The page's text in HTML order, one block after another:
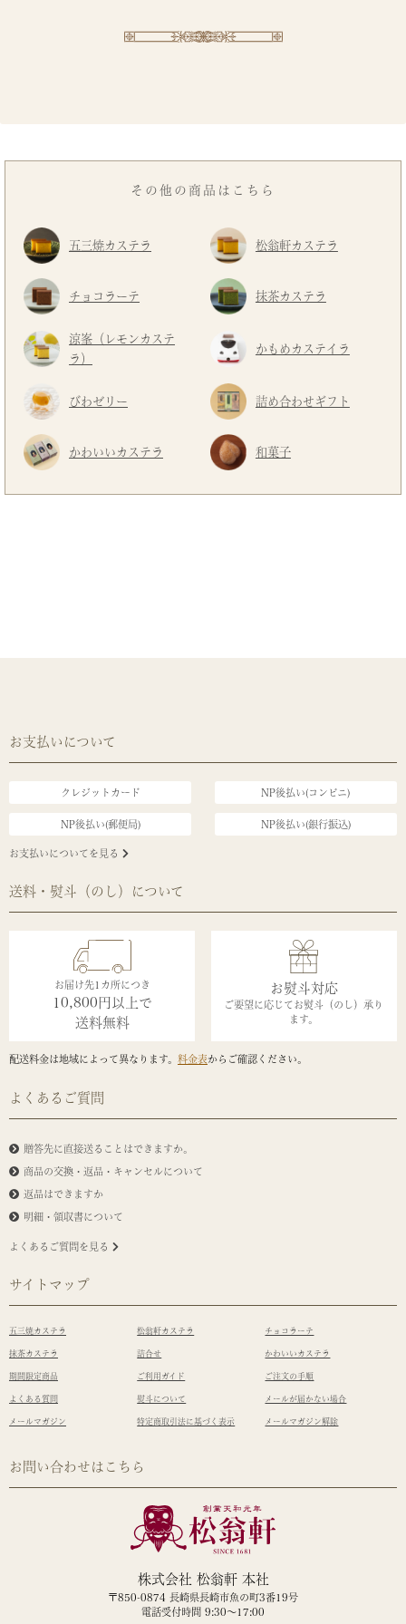
その他の商品はこちら
五三焼カステラ 松翁軒カステラ
チョコラーテ 抹茶カステラ
涼峯（レモンカステ
ラ）
かもめカステイラ
びわゼリー 詰め合わせギフト
かわいいカステラ 和菓子
お支払いについて
クレジットカード NP後払い(コンビニ)
NP後払い(郵便局) NP後払い(銀行振込)
お支払いについてを見る
送料・熨斗（のし）について
お届け先1カ所につき
10,800円以上で
送料無料
お熨斗対応
ご要望に応じてお熨斗（のし）承り
ます。
配送料金は地域によって異なります。 料金表からご確認ください。
よくあるご質問
贈答先に直接送ることはできますか。
商品の交換・返品・キャンセルについて
返品はできますか
明細・領収書について
よくあるご質問を見る
サイトマップ
五三焼カステラ 松翁軒カステラ チョコラーテ
抹茶カステラ 詰合せ かわいいカステラ
期間限定商品 ご利用ガイド ご注文の手順
よくある質問 熨斗について メールが届かない場合
メールマガジン 特定商取引法に基づく表示 メールマガジン解除
お問い合わせはこちら
株式会社 松翁軒 本社
〒850-0874 長崎県長崎市魚の町3番19号
電話受付時間 9:30～17:00